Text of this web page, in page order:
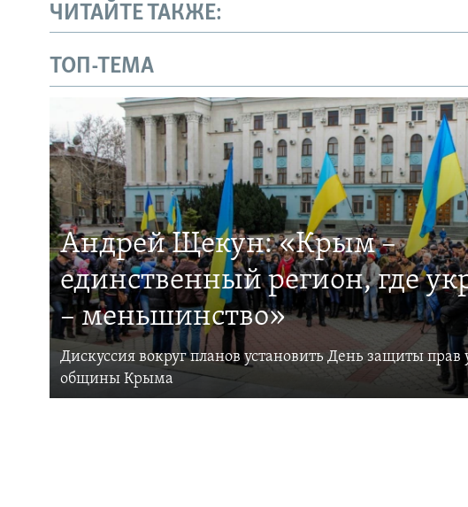
ЧИТАЙТЕ ТАКЖЕ:
ТОП-ТЕМА
Андрей Щекун: «Крым –
единственный регион, где
– меньшинство»
Дискуссия вокруг планов установить День защиты прав
общины Крыма